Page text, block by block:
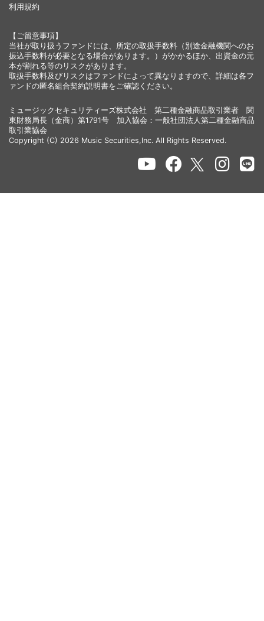
利用規約
【ご留意事項】
当社が取り扱うファンドには、所定の取扱手数料（別途金融機関へのお
振込手数料が必要となる場合があります。）がかかるほか、出資金の元
本が割れる等のリスクがあります。
取扱手数料及びリスクはファンドによって異なりますので、詳細は各フ
ァンドの匿名組合契約説明書をご確認ください。
ミュージックセキュリティーズ株式会社 第二種金融商品取引業者 関
東財務局長（金商）第1791号 加入協会：一般社団法人第二種金融商品
取引業協会
Copyright (C) 2026 Music Securities,Inc. All Rights Reserved.